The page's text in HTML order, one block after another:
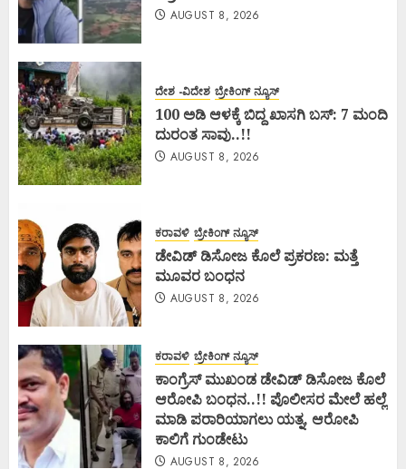
AUGUST 8, 2026
ದೇಶ -ವಿದೇಶ ಬ್ರೇಕಿಂಗ್ ನ್ಯೂಸ್
100 ಅಡಿ ಆಳಕ್ಕೆ ಬಿದ್ದ ಖಾಸಗಿ ಬಸ್: 7 ಮಂದಿ
ದುರಂತ ಸಾವು..!!
AUGUST 8, 2026
ಕರಾವಳಿ ಬ್ರೇಕಿಂಗ್ ನ್ಯೂಸ್
ಡೇವಿಡ್ ಡಿಸೋಜ ಕೊಲೆ ಪ್ರಕರಣ: ಮತ್ತೆ
ಮೂವರ ಬಂಧನ
AUGUST 8, 2026
ಕರಾವಳಿ ಬ್ರೇಕಿಂಗ್ ನ್ಯೂಸ್
ಕಾಂಗ್ರೆಸ್ ಮುಖಂಡ ಡೇವಿಡ್ ಡಿಸೋಜ ಕೊಲೆ
ಆರೋಪಿ ಬಂಧನ..!! ಪೊಲೀಸರ ಮೇಲೆ ಹಲ್ಲೆ
ಮಾಡಿ ಪರಾರಿಯಾಗಲು ಯತ್ನ, ಆರೋಪಿ
ಕಾಲಿಗೆ ಗುಂಡೇಟು
AUGUST 8, 2026